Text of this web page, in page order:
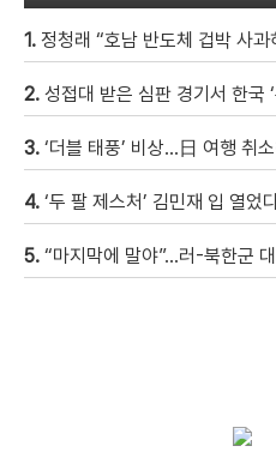
1. 정청래 “호남 반도체 겁박 사
2. 성접대 받은 심판 경기서 한국 ‘
3. ‘더블 태풍’ 비상…日 여행 취
4. ‘두 팔 제스처’ 김민재 입 열었
5. “마지막에 말야”…러-북한군